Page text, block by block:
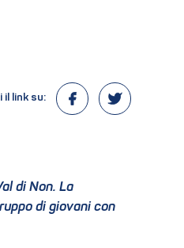
il link su:
di Non. La
di giovani con